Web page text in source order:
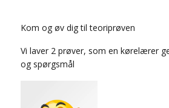
Kom og øv dig til teoriprøven
Vi laver 2 prøver, som en kørelærer
og spørgsmål